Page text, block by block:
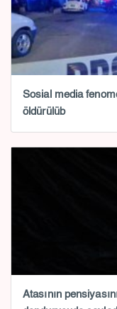
Sosial media
öldürülüb
Atasının